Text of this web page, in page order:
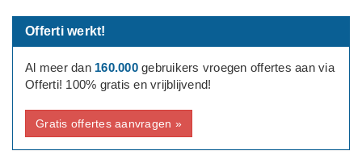
Offerti werkt!
Al meer dan 160.000gebruikers vroegen offertes aan via
Offerti! 100% gratis en vrijblijvend!
Gratis offertes aanvragen »